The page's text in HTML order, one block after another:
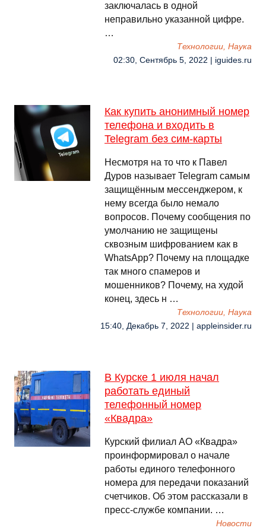
заключалась в одной
неправильно указанной цифре.
…
Технологии, Наука
02:30, Сентябрь 5, 2022 | iguides.ru
Как купить анонимный номер
телефона и входить в
Telegram без сим-карты
Несмотря на то что к Павел
Дуров называет Telegram самым
защищённым мессенджером, к
нему всегда было немало
вопросов. Почему сообщения по
умолчанию не защищены
сквозным шифрованием как в
WhatsApp? Почему на площадке
так много спамеров и
мошенников? Почему, на худой
конец, здесь н …
Технологии, Наука
15:40, Декабрь 7, 2022 | appleinsider.ru
В Курске 1 июля начал
работать единый
телефонный номер
«Квадра»
Курский филиал АО «Квадра»
проинформировал о начале
работы единого телефонного
номера для передачи показаний
счетчиков. Об этом рассказали в
пресс-службе компании. …
Новости